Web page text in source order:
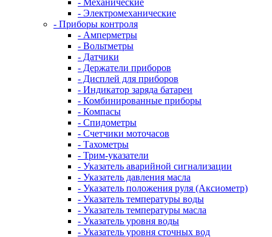
- Электромеханические
- Приборы контроля
- Амперметры
- Вольтметры
- Датчики
- Держатели приборов
- Дисплей для приборов
- Индикатор заряда батареи
- Комбинированные приборы
- Компасы
- Спидометры
- Счетчики моточасов
- Тахометры
- Трим-указатели
- Указатель аварийной сигнализации
- Указатель давления масла
- Указатель положения руля (Аксиометр)
- Указатель температуры воды
- Указатель температуры масла
- Указатель уровня воды
- Указатель уровня сточных вод